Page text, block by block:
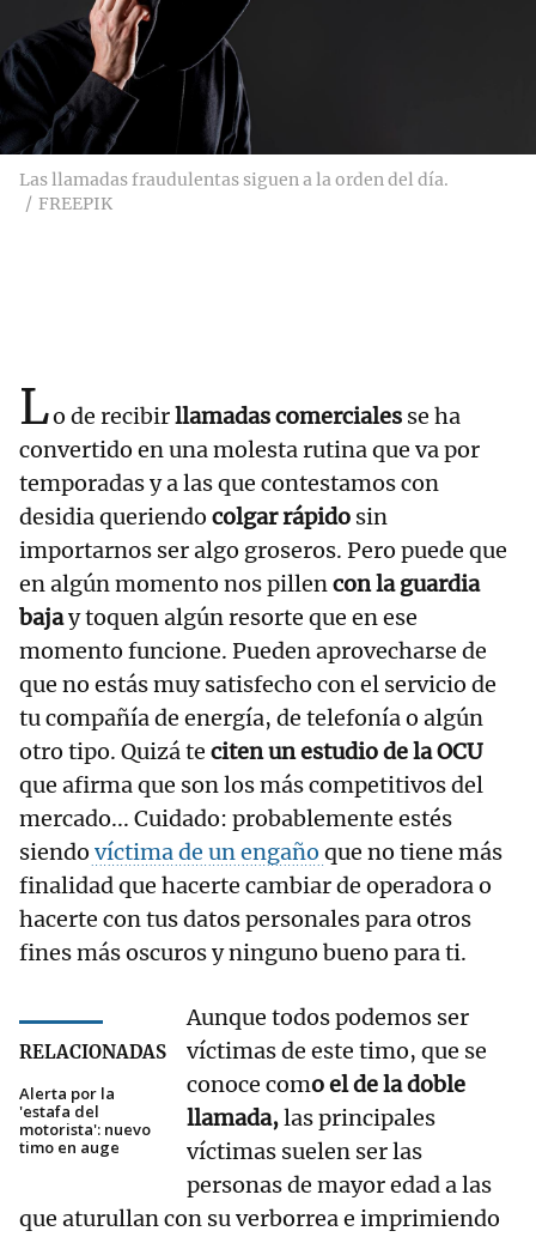
Las llamadas fraudulentas siguen a la orden del día.
FREEPIK
Lo de recibirllamadas comerciales se ha
convertido en una molesta rutina que va por
temporadas y a las que contestamos con
desidia queriendo colgar rápido sin
importarnos ser algo groseros. Pero puede que
en algún momento nos pillencon la guardia
bajay toquen algún resorte que en ese
momento funcione. Pueden aprovecharse de
que no estás muy satisfecho con el servicio de
tu compañía de energía, de telefonía o algún
otro tipo. Quizá te citen un estudio de la OCU
que afirma que son los más competitivos del
mercado... Cuidado: probablemente estés
siendo víctima de un engaño que no tiene más
finalidad que hacerte cambiar de operadora o
hacerte con tus datos personales para otros
fines más oscuros y ninguno bueno para ti.
RELACIONADAS
Alerta por la
'estafa del
motorista': nuevo
timo en auge
Aunque todos podemos ser
víctimas de este timo, que se
conoce como el de la doble
llamada,las principales
víctimas suelen ser las
personas de mayor edad a las
que aturullan con su verborrea e imprimiendo